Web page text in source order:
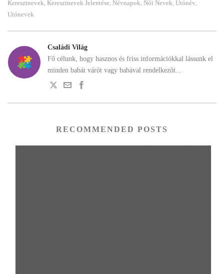
Keresztnevek, Keresztnevek Jelentése, Névnapok, Női Nevek, Utónév,
Utónevek
Családi Világ
Fő célunk, hogy hasznos és friss információkkal lássunk el
minden babát várót vagy babával rendelkezőt...
RECOMMENDED POSTS